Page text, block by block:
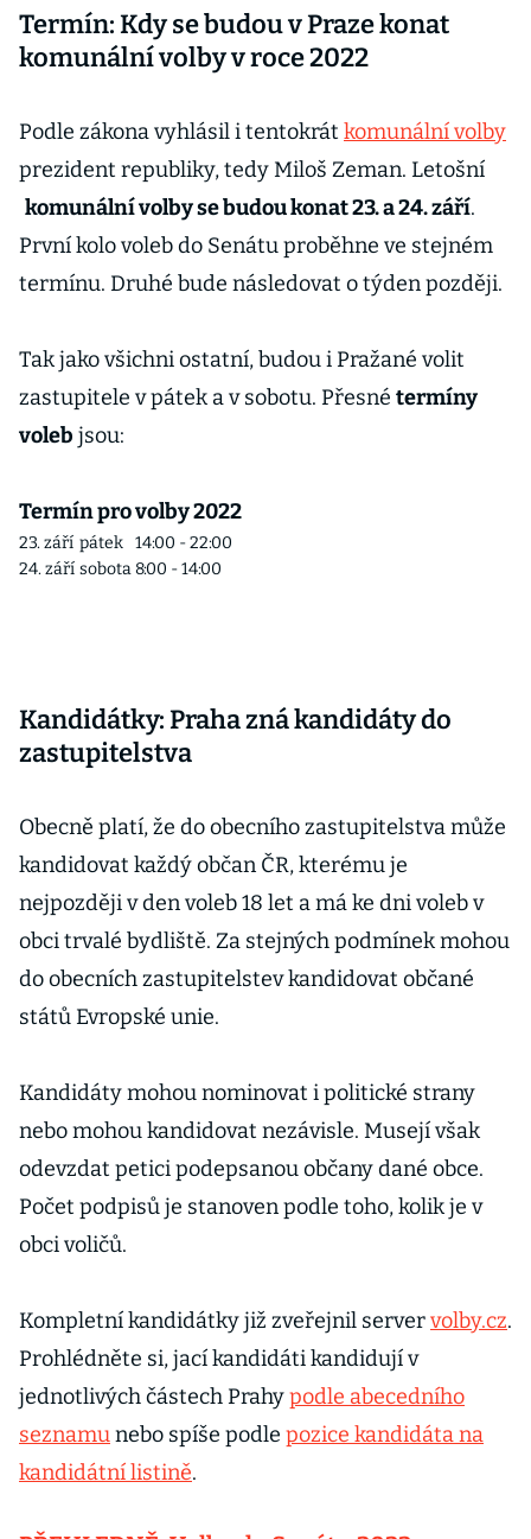
Termín: Kdy se budou v Praze konat
komunální volby v roce 2022
Podle zákona vyhlásil i tentokrát komunální volby
prezident republiky, tedy Miloš Zeman. Letošní
komunální volby se budou konat 23. a 24. září.
První kolo voleb do Senátu proběhne ve stejném
termínu. Druhé bude následovat o týden později.
Tak jako všichni ostatní, budou i Pražané volit
zastupitele v pátek a v sobotu. Přesné termíny
voleb jsou:
Termín pro volby 2022
23. září pátek 14:00 - 22:00
24. září sobota8:00 - 14:00
Kandidátky: Praha zná kandidáty do
zastupitelstva
Obecně platí, že do obecního zastupitelstva může
kandidovat každý občan ČR, kterému je
nejpozději v den voleb 18 let a má ke dni voleb v
obci trvalé bydliště. Za stejných podmínek mohou
do obecních zastupitelstev kandidovat občané
států Evropské unie.
Kandidáty mohou nominovat i politické strany
nebo mohou kandidovat nezávisle. Musejí však
odevzdat petici podepsanou občany dané obce.
Počet podpisů je stanoven podle toho, kolik je v
obci voličů.
Kompletní kandidátky již zveřejnil servervolby.cz.
Prohlédněte si, jací kandidáti kandidují v
jednotlivých částech Prahypodle abecedního
seznamunebo spíše podle pozice kandidáta na
kandidátní listině.